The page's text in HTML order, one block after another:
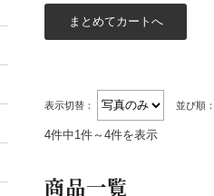
表示切替： 並び順：
4件中1件～4件を表示
商品一覧